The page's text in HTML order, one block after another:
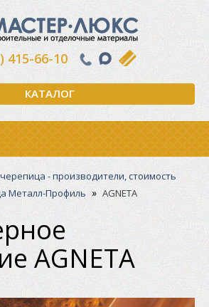
КАТАЛОГ
415-66-10
- производители, стоимость
Металл-Профиль » AGNETA
AGNETA